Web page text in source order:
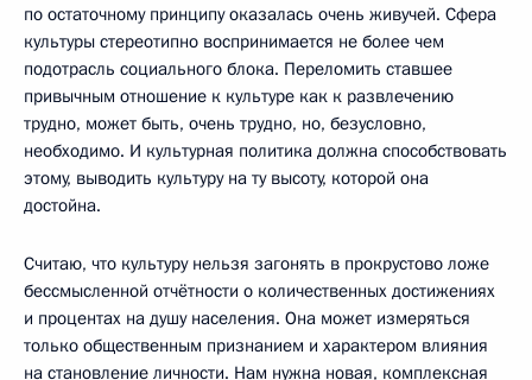
по остаточному принципу оказалась очень живучей. Сфера
культуры стереотипно воспринимается не более чем
подотрасль социального блока. Переломить ставшее
привычным отношение к культуре как к развлечению
трудно, может быть, очень трудно, но, безусловно,
необходимо. И культурная политика должна способствовать
этому, выводить культуру на ту высоту, которой она
достойна.
Считаю, что культуру нельзя загонять в прокрустово ложе
бессмысленной отчётности о количественных достижениях
и процентах на душу населения. Она может измеряться
только общественным признанием и характером влияния
на становление личности. Нам нужна новая, комплексная